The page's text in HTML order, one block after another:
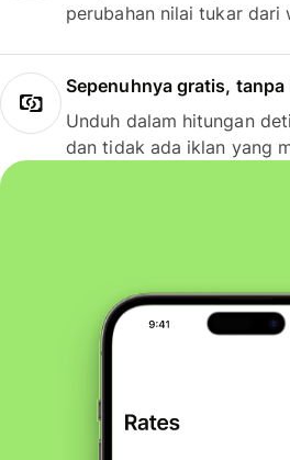
perubahan nilai tukar dari
Sepenuhnya gratis, tanpa
Unduh dalam hitungan
dan tidak ada iklan yang